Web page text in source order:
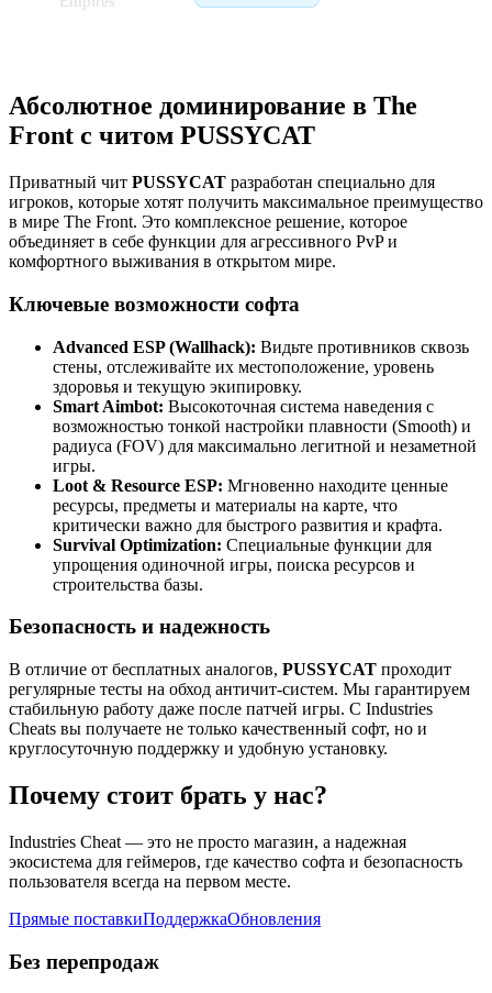
Абсолютное доминирование в The
Front с читом PUSSYCAT
Приватный чит PUSSYCAT разработан специально для
игроков, которые хотят получить максимальное преимущество
в мире The Front. Это комплексное решение, которое
объединяет в себе функции для агрессивного PvP и
комфортного выживания в открытом мире.
Ключевые возможности софта
Advanced ESP (Wallhack): Видьте противников сквозь
стены, отслеживайте их местоположение, уровень
здоровья и текущую экипировку.
Smart Aimbot: Высокоточная система наведения с
возможностью тонкой настройки плавности (Smooth) и
радиуса (FOV) для максимально легитной и незаметной
игры.
Loot & Resource ESP: Мгновенно находите ценные
ресурсы, предметы и материалы на карте, что
критически важно для быстрого развития и крафта.
Survival Optimization: Специальные функции для
упрощения одиночной игры, поиска ресурсов и
строительства базы.
Безопасность и надежность
В отличие от бесплатных аналогов, PUSSYCAT проходит
регулярные тесты на обход античит-систем. Мы гарантируем
стабильную работу даже после патчей игры. С Industries
Cheats вы получаете не только качественный софт, но и
круглосуточную поддержку и удобную установку.
Почему стоит брать у нас?
Industries Cheat — это не просто магазин, а надежная
экосистема для геймеров, где качество софта и безопасность
пользователя всегда на первом месте.
Прямые поставкиПоддержкаОбновления
Без перепродаж